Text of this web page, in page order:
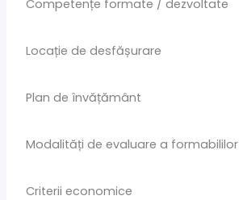
Competențe formate / dezvoltate
Locație de desfășurare
Plan de învățământ
Modalități de evaluare a formabililor
Criterii economice